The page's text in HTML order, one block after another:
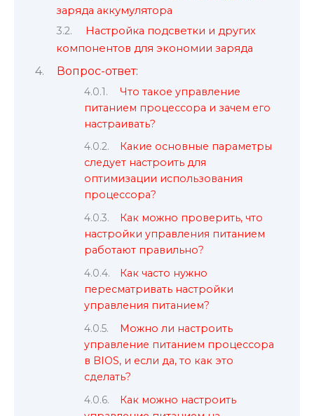
заряда аккумулятора
Настройка подсветки и других
компонентов для экономии заряда
Вопрос-ответ:
Что такое управление
питанием процессора и зачем его
настраивать?
Какие основные параметры
следует настроить для
оптимизации использования
процессора?
Как можно проверить, что
настройки управления питанием
работают правильно?
Как часто нужно
пересматривать настройки
управления питанием?
Можно ли настроить
управление питанием процессора
в BIOS, и если да, то как это
сделать?
Как можно настроить